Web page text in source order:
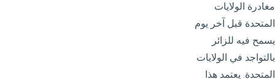
مغادرة الولايات
المتحدة قبل آخر يوم
يسمح فيه للزائر
بالتواجد في الولايات
المتحدة. يعتمد هذا